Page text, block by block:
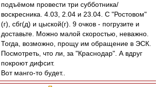
подъёмом провести три субботника/
воскресника. 4.03, 2.04 и 23.04. С "Ростовом"
(г), сбг(д) и цыской(г). 9 очков - погрузите и
доставьте. Можно малой скоростью, неважно.
Тогда, возможно, прощу им обращение в ЭСК.
Посмотреть, что ли, за "Краснодар". А вдруг
покроют дифсит.
Вот манго-то будет..